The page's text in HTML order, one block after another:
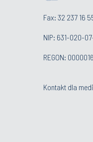
Fax: 32 237 16
NIP: 631-020-
REGON:
Kontakt dla